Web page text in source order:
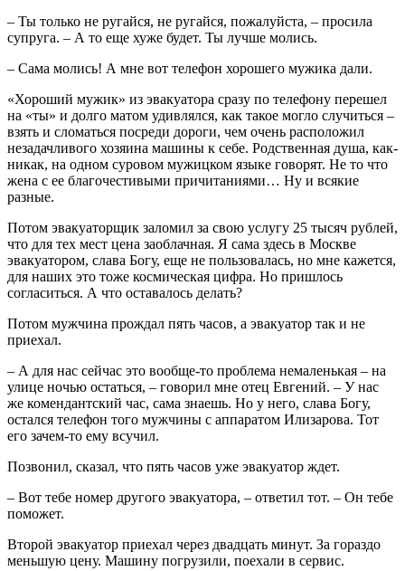
– Ты только не ругайся, не ругайся, пожалуйста, – просила
супруга. – А то еще хуже будет. Ты лучше молись.
– Сама молись! А мне вот телефон хорошего мужика дали.
«Хороший мужик» из эвакуатора сразу по телефону перешел
на «ты» и долго матом удивлялся, как такое могло случиться –
взять и сломаться посреди дороги, чем очень расположил
незадачливого хозяина машины к себе. Родственная душа, как-
никак, на одном суровом мужицком языке говорят. Не то что
жена с ее благочестивыми причитаниями… Ну и всякие
разные.
Потом эвакуаторщик заломил за свою услугу 25 тысяч рублей,
что для тех мест цена заоблачная. Я сама здесь в Москве
эвакуатором, слава Богу, еще не пользовалась, но мне кажется,
для наших это тоже космическая цифра. Но пришлось
согласиться. А что оставалось делать?
Потом мужчина прождал пять часов, а эвакуатор так и не
приехал.
– А для нас сейчас это вообще-то проблема немаленькая – на
улице ночью остаться, – говорил мне отец Евгений. – У нас
же комендантский час, сама знаешь. Но у него, слава Богу,
остался телефон того мужчины с аппаратом Илизарова. Тот
его зачем-то ему всучил.
Позвонил, сказал, что пять часов уже эвакуатор ждет.
– Вот тебе номер другого эвакуатора, – ответил тот. – Он тебе
поможет.
Второй эвакуатор приехал через двадцать минут. За гораздо
меньшую цену. Машину погрузили, поехали в сервис.